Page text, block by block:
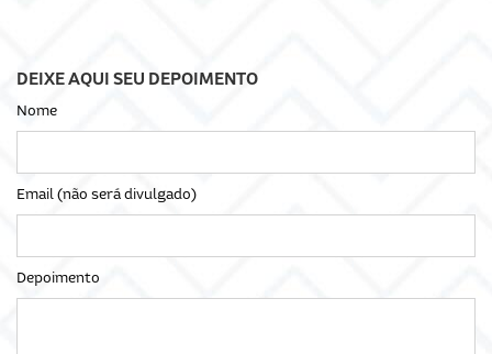
DEIXE AQUI SEU DEPOIMENTO
Nome
Email (não será divulgado)
Depoimento